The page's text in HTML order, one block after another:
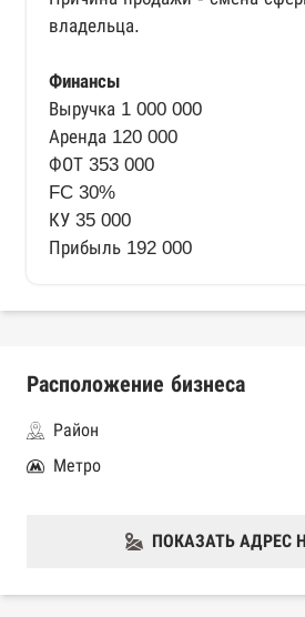
владельца.
Финансы
Выручка 1 000 000
Аренда 120 000
ФОТ 353 000
FC 30%
КУ 35 000
Прибыль 192 000
Расположение бизнеса
Район
Метро
ПОКАЗАТЬ АДРЕС